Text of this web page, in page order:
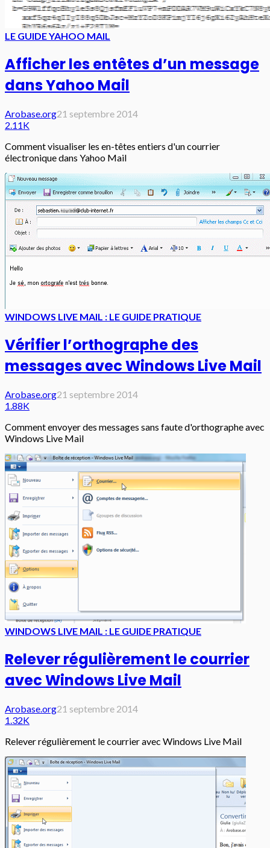
LE GUIDE YAHOO MAIL
Afficher les entêtes d’un message
dans Yahoo Mail
Arobase.org21 septembre 2014
2.11K
Comment visualiser les en-têtes entiers d'un courrier
électronique dans Yahoo Mail
WINDOWS LIVE MAIL : LE GUIDE PRATIQUE
Vérifier l’orthographe des
messages avec Windows Live Mail
Arobase.org21 septembre 2014
1.88K
Comment envoyer des messages sans faute d'orthographe avec
Windows Live Mail
WINDOWS LIVE MAIL : LE GUIDE PRATIQUE
Relever régulièrement le courrier
avec Windows Live Mail
Arobase.org21 septembre 2014
1.32K
Relever régulièrement le courrier avec Windows Live Mail